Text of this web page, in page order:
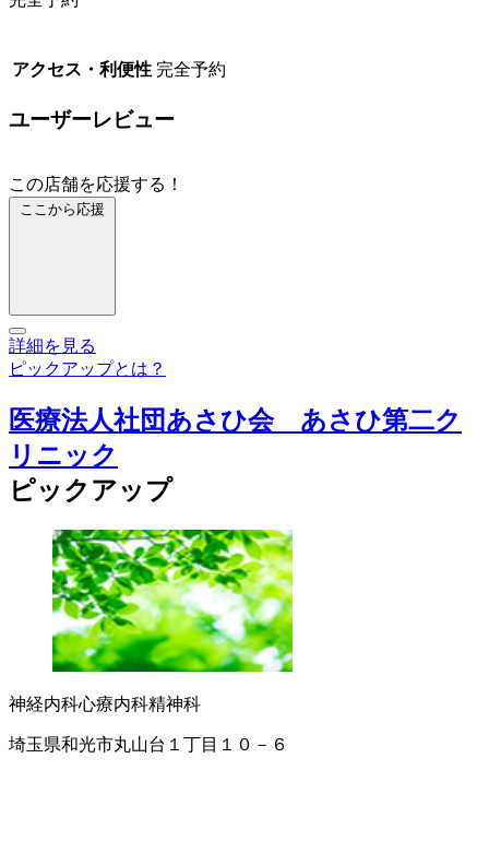
アクセス・利便性 完全予約
ユーザーレビュー
この店舗を応援する！
ここから応援
詳細を見る
ピックアップとは？
医療法人社団あさひ会 あさひ第二ク
リニック
ピックアップ
神経内科心療内科精神科
埼玉県和光市丸山台１丁目１０－６